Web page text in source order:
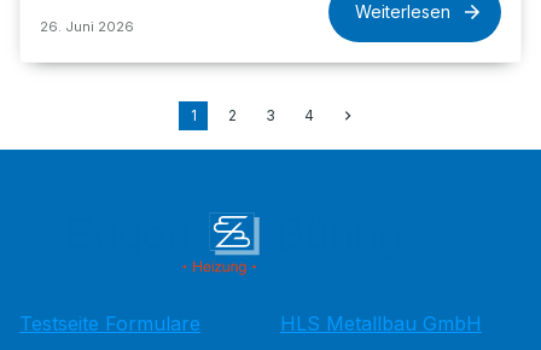
26. Juni 2026
Weiterlesen
1 2 3 4
Testseite Formulare
HLS Metallbau GmbH